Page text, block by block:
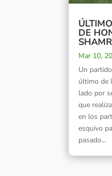
DE
Mar 10,
Un
último de
lado por
que
en los
esquivo
pasado...